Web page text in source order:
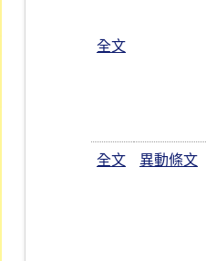
全文
全文 異動條文